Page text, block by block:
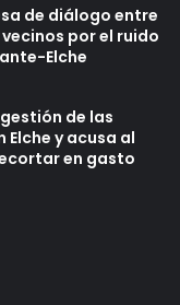
de diálogo entre
por el ruido
Elche
gestión de las
y acusa al
en gasto